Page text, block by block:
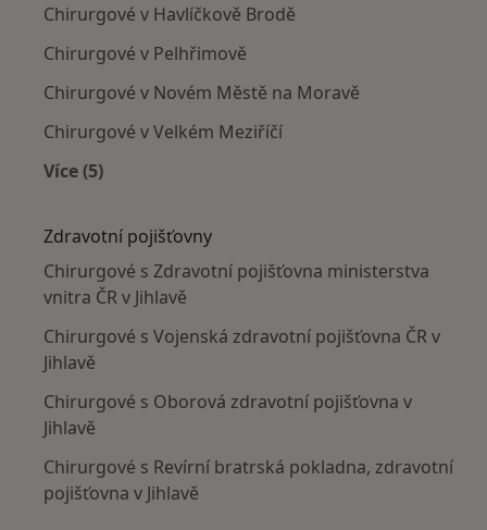
Chirurgové v Havlíčkově Brodě
Chirurgové v Pelhřimově
Chirurgové v Novém Městě na Moravě
Chirurgové v Velkém Meziříčí
Více (5)
Zdravotní pojišťovny
Chirurgové s Zdravotní pojišťovna ministerstva
vnitra ČR v Jihlavě
Chirurgové s Vojenská zdravotní pojišťovna ČR v
Jihlavě
Chirurgové s Oborová zdravotní pojišťovna v
Jihlavě
Chirurgové s Revírní bratrská pokladna, zdravotní
pojišťovna v Jihlavě